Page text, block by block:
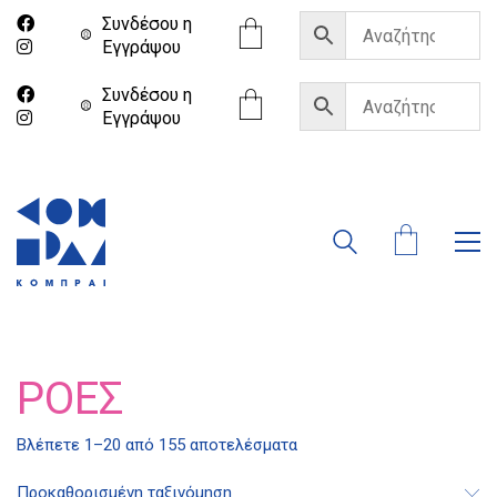
Συνδέσου η
Eγγράψου
Συνδέσου η
Eγγράψου
ΡΟΈΣ
Βλέπετε 1–20 από 155 αποτελέσματα
Προκαθορισμένη ταξινόμηση